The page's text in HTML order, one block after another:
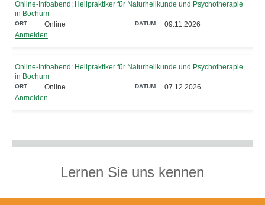
Online-Infoabend: Heilpraktiker für Naturheilkunde und Psychotherapie
in Bochum
Online
09.11.2026
Anmelden
Online-Infoabend: Heilpraktiker für Naturheilkunde und Psychotherapie
in Bochum
Online
07.12.2026
Anmelden
Lernen Sie uns kennen